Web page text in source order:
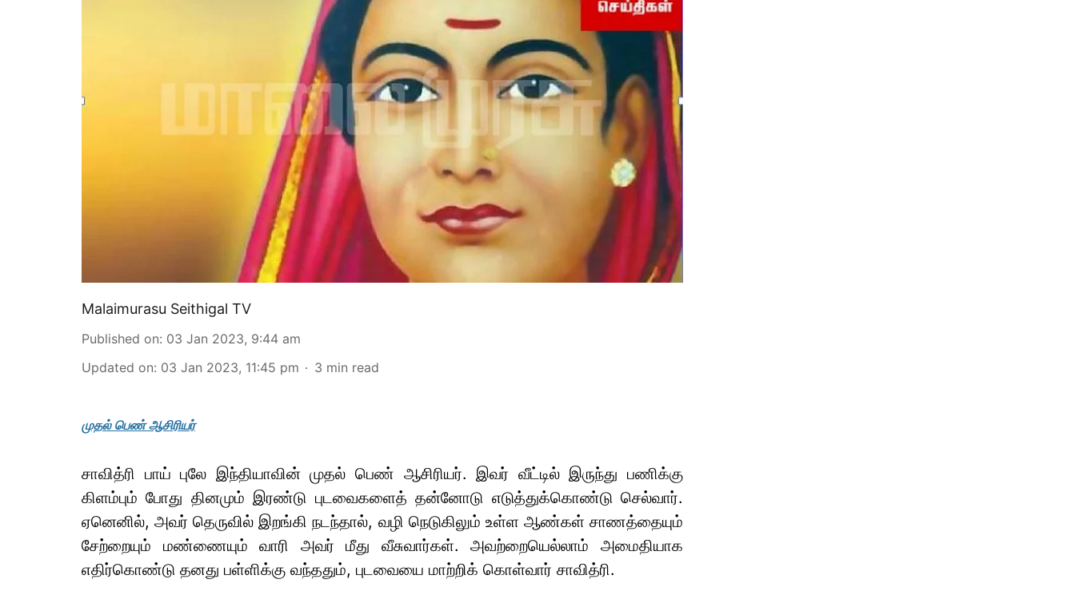
Malaimurasu Seithigal TV
Published on: 03 Jan 2023, 9:44 am
Updated on: 03 Jan 2023, 11:45 pm 3 min read
முதல் பெண் ஆசிரியர்
சாவித்ரி பாய் புலே இந்தியாவின் முதல் பெண் ஆசிரியர். இவர் வீட்டில் இருந்து பணிக்கு
கிளம்பும் போது தினமும் இரண்டு புடவைகளைத் தன்னோடு எடுத்துக்கொண்டு செல்வார்.
ஏனெனில், அவர் தெருவில் இறங்கி நடந்தால், வழி நெடுகிலும் உள்ள ஆண்கள் சாணத்தையும்
சேற்றையும் மண்ணையும் வாரி அவர் மீது வீசுவார்கள். அவற்றையெல்லாம் அமைதியாக
எதிர்கொண்டு தனது பள்ளிக்கு வந்ததும், புடவையை மாற்றிக் கொள்வார் சாவித்ரி.